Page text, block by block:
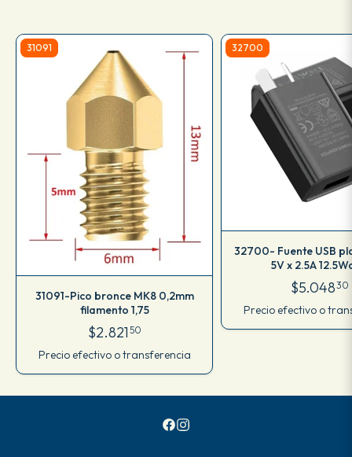
31091
31091-Pico bronce MK8 0,2mm
filamento 1,75
$2.821 50
Precio efectivo o transferencia
32700
32700- Fuente USB
5V x 2.5A
$5.04830
Precio efectivo o